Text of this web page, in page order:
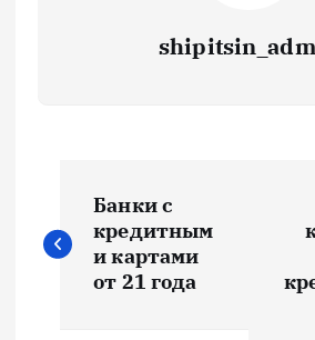
а
Банки с
кредитным
и картами
от 21 года